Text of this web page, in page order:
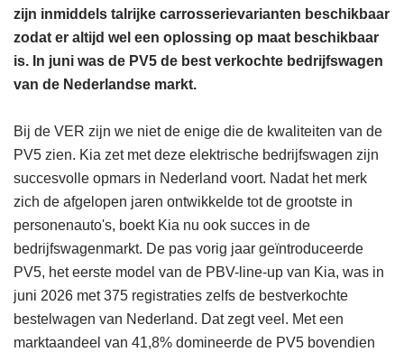
zijn inmiddels talrijke carrosserievarianten beschikbaar
zodat er altijd wel een oplossing op maat beschikbaar
is. In juni was de PV5 de best verkochte bedrijfswagen
van de Nederlandse markt.
Bij de VER zijn we niet de enige die de kwaliteiten van de
PV5 zien. Kia zet met deze elektrische bedrijfswagen zijn
succesvolle opmars in Nederland voort. Nadat het merk
zich de afgelopen jaren ontwikkelde tot de grootste in
personenauto's, boekt Kia nu ook succes in de
bedrijfswagenmarkt. De pas vorig jaar geïntroduceerde
PV5, het eerste model van de PBV-line-up van Kia, was in
juni 2026 met 375 registraties zelfs de bestverkochte
bestelwagen van Nederland. Dat zegt veel. Met een
marktaandeel van 41,8% domineerde de PV5 bovendien